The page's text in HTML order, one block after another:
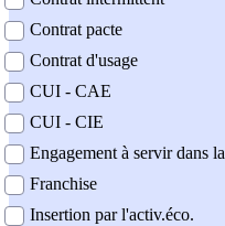
Contrat pacte
Contrat d'usage
CUI - CAE
CUI - CIE
Engagement à servir dans
Franchise
Insertion par l'activ.éco.